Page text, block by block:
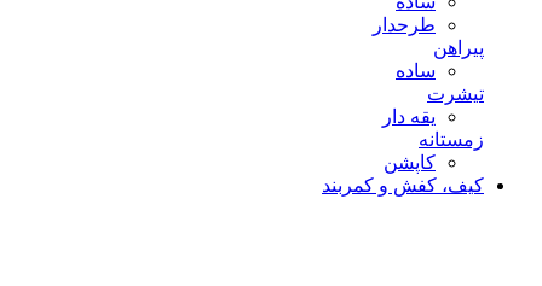
طرحدار
پیراهن
ساده
تیشرت
یقه دار
زمستانه
کاپشن
کیف، کفش و کمربند